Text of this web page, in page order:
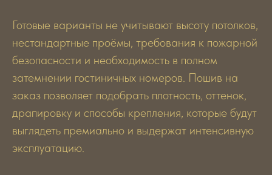
Готовые варианты не учитывают высоту потолков,
нестандартные проёмы, требования к пожарной
безопасности и необходимость в полном
затемнении гостиничных номеров. Пошив на
заказ позволяет подобрать плотность, оттенок,
драпировку и способы крепления, которые будут
выглядеть премиально и выдержат интенсивную
эксплуатацию.